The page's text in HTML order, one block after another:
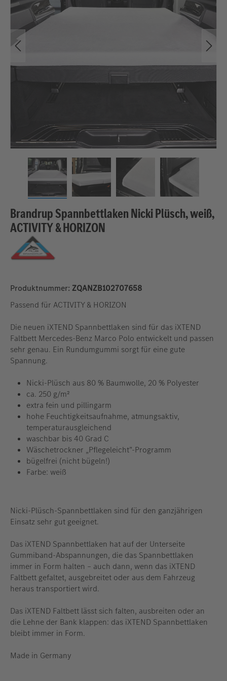
Brandrup Spannbettlaken Nicki Plüsch, weiß,
ACTIVITY & HORIZON
Produktnummer: ZQANZB102707658
Passend für ACTIVITY & HORIZON
Die neuen iXTEND Spannbettlaken sind für das iXTEND
Faltbett Mercedes-Benz Marco Polo entwickelt und passen
sehr genau. Ein Rundumgummi sorgt für eine gute
Spannung.
Nicki-Plüsch aus 80 % Baumwolle, 20 % Polyester
ca. 250 g/m²
extra fein und pillingarm
hohe Feuchtigkeitsaufnahme, atmungsaktiv,
temperaturausgleichend
waschbar bis 40 Grad C
Wäschetrockner „Pflegeleicht”-Programm
bügelfrei (nicht bügeln!)
Farbe: weiß
Nicki-Plüsch-Spannbettlaken sind für den ganzjährigen
Einsatz sehr gut geeignet.
Das iXTEND Spannbettlaken hat auf der Unterseite
Gummiband-Abspannungen, die das Spannbettlaken
immer in Form halten – auch dann, wenn das iXTEND
Faltbett gefaltet, ausgebreitet oder aus dem Fahrzeug
heraus transportiert wird.
Das iXTEND Faltbett lässt sich falten, ausbreiten oder an
die Lehne der Bank klappen: das iXTEND Spannbettlaken
bleibt immer in Form.
Made in Germany